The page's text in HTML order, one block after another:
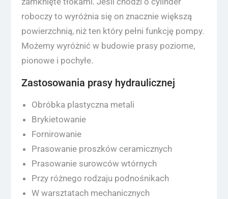
roboczy to wyróżnia się on znacznie większą
powierzchnią, niż ten który pełni funkcję pompy.
Możemy wyróżnić w budowie prasy poziome,
pionowe i pochyłe.
Zastosowania prasy hydraulicznej
Obróbka plastyczna metali
Brykietowanie
Fornirowanie
Prasowanie proszków ceramicznych
Prasowanie surowców wtórnych
Przy różnego rodzaju podnośnikach
W warsztatach mechanicznych